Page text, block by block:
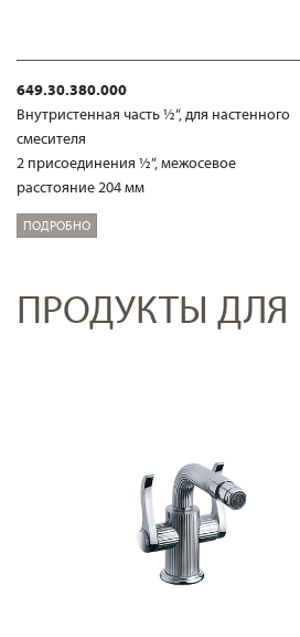
649.30.380.000
Внутристенная часть ½“, для настенного
смесителя
2 присоединения ½“, межосевое
расстояние 204 мм
ПОДРОБНО
ПРОДУКТЫ ДЛЯ